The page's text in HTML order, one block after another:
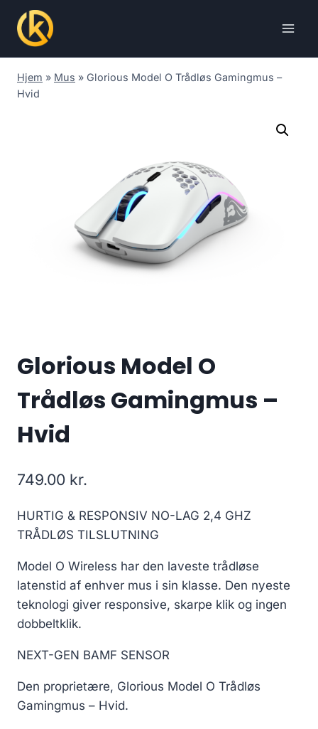
content
Hjem » Mus » Glorious Model O Trådløs Gamingmus –
Hvid
Glorious Model O
Trådløs Gamingmus –
Hvid
749.00 kr.
HURTIG & RESPONSIV NO-LAG 2,4 GHZ
TRÅDLØS TILSLUTNING
Model O Wireless har den laveste trådløse
latenstid af enhver mus i sin klasse. Den nyeste
teknologi giver responsive, skarpe klik og ingen
dobbeltklik.
NEXT-GEN BAMF SENSOR
Den proprietære, Glorious Model O Trådløs
Gamingmus – Hvid.